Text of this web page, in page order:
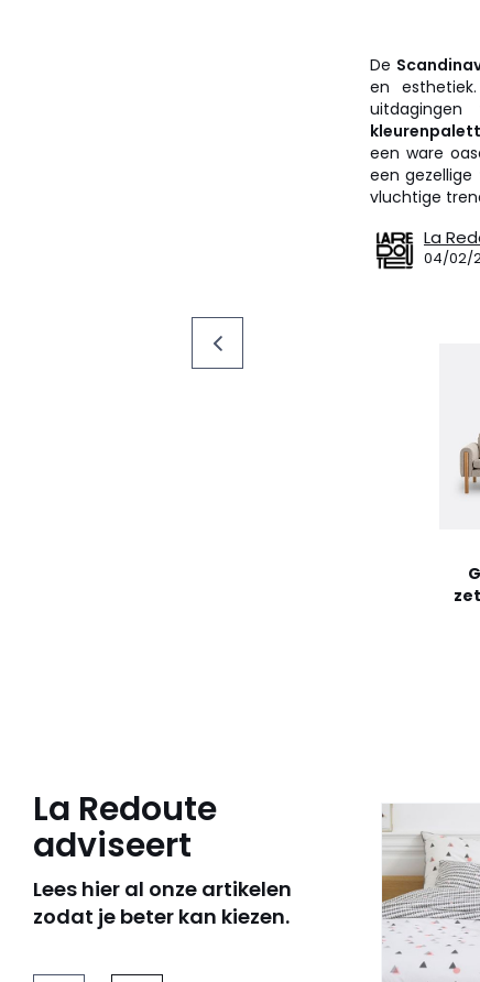
De
en
een ware
een gezellige
vluchtige
La
04/02/
La Redoute
adviseert
Lees hier al onze artikelen
zodat je beter kan kiezen.